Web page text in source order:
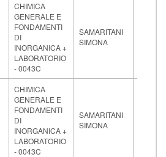
CHIMICA
GENERALE E
FONDAMENTI
DI
INORGANICA +
LABORATORIO
- 0043C
SAMARITANI
SIMONA
CHIMICA
GENERALE E
FONDAMENTI
DI
INORGANICA +
LABORATORIO
- 0043C
SAMARITANI
SIMONA